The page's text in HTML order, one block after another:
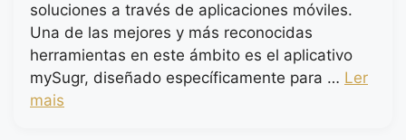
soluciones a través de aplicaciones móviles.
Una de las mejores y más reconocidas
herramientas en este ámbito es el aplicativo
mySugr, diseñado específicamente para … Ler
mais